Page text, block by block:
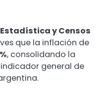
y Censos
que la inflación de
, consolidando la
general de